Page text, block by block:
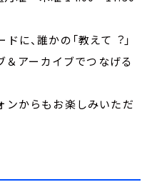
に、誰かの「教えて︖」
＆アーカイブでつなげる
ンからもお楽しみいただ